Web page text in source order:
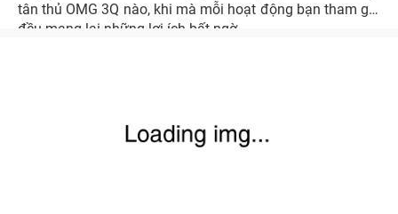
tân thủ OMG 3Q nào, khi mà mỗi hoạt động bạn tham gia
đều mang lại những lợi ích bất ngờ.